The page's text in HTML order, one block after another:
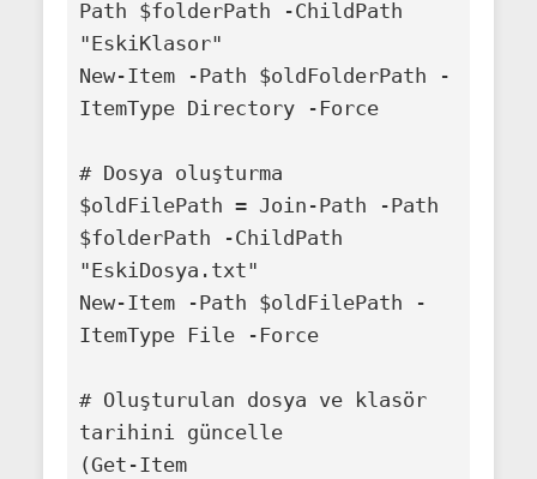
Path $folderPath -ChildPath
"EskiKlasor"
New-Item -Path $oldFolderPath -
ItemType Directory -Force
# Dosya oluşturma
$oldFilePath = Join-Path -Path
$folderPath -ChildPath
"EskiDosya.txt"
New-Item -Path $oldFilePath -
ItemType File -Force
# Oluşturulan dosya ve klasör
tarihini güncelle
(Get-Item